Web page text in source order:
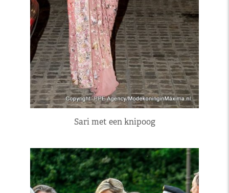
Sari met een knipoog